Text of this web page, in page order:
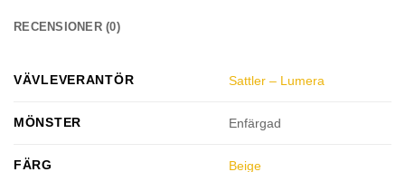
RECENSIONER (0)
VÄVLEVERANTÖR Sattler – Lumera
MÖNSTER Enfärgad
FÄRG Beige